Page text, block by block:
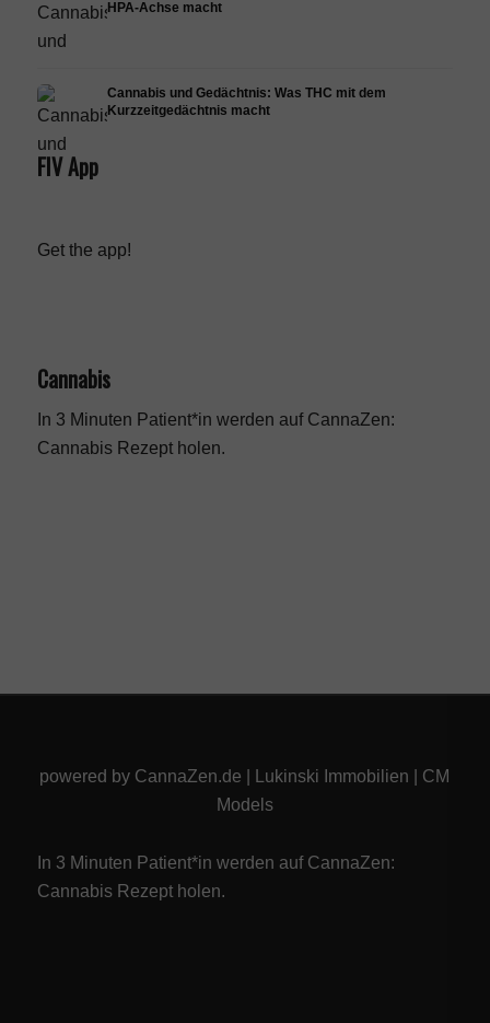
HPA-Achse macht
Cannabis und Gedächtnis: Was THC mit dem
Kurzzeitgedächtnis macht
FIV App
Get the app!
Cannabis
In 3 Minuten Patient*in werden auf CannaZen:
Cannabis Rezeptholen.
powered by CannaZen.de Lukinski Immobilien
CM
Models
In 3 Minuten Patient*in werden auf CannaZen:
Cannabis Rezeptholen.